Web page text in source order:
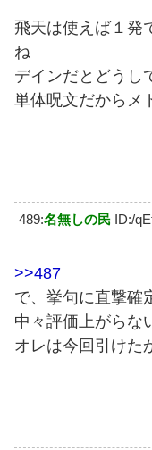
飛天は使えば１発
ね
デインだとどうし
単体呪文だからメ
489:名無しの民 ID:/
>>487
で、挙句に直撃確
中々評価上がらな
オレは今回引けた